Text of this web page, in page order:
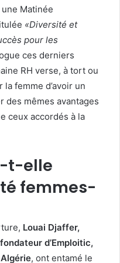
Matinée
«Diversité et
pour les
ces derniers
RH verse, à tort ou
femme d’avoir un
des mêmes avantages
ceux accordés à la
t-elle
femmes-
Louai Djaffer,
d’Emploitic,
, ont entamé le